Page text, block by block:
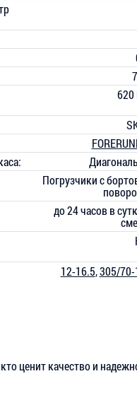
620
Погрузчики с
до 24 часов в
12-16.5,305/70-
ценит качество и